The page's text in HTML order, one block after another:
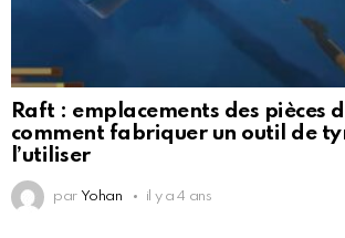
Raft : emplacements des pièces
comment fabriquer un outil de
l’utiliser
par Yohan il y a 4 ans